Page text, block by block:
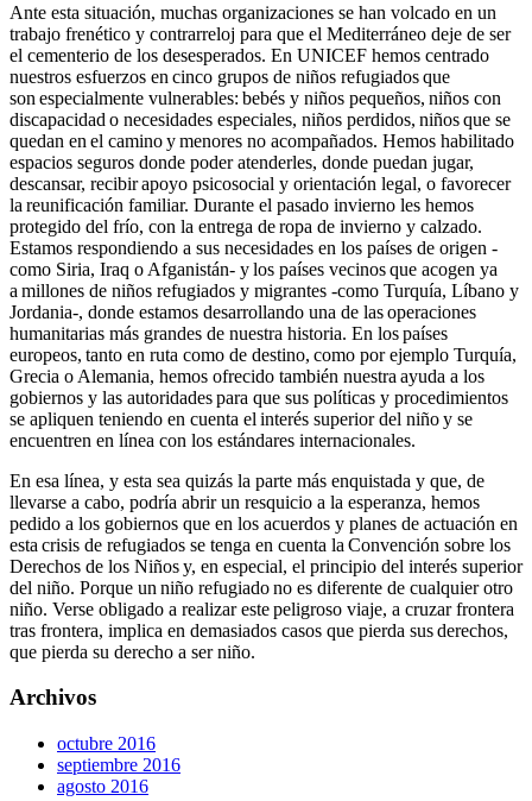
Ante esta situación, muchas organizaciones se han volcado en un
trabajo frenético y contrarreloj para que el Mediterráneo deje de ser
el cementerio de los desesperados. En UNICEF hemos centrado
nuestros esfuerzos en cinco grupos de niños refugiados que
son especialmente vulnerables: bebés y niños pequeños, niños con
discapacidad o necesidades especiales, niños perdidos, niños que se
quedan en el camino y menores no acompañados. Hemos habilitado
espacios seguros donde poder atenderles, donde puedan jugar,
descansar, recibir apoyo psicosocial y orientación legal, o favorecer
la reunificación familiar. Durante el pasado invierno les hemos
protegido del frío, con la entrega de ropa de invierno y calzado.
Estamos respondiendo a sus necesidades en los países de origen -
como Siria, Iraq o Afganistán- y los países vecinos que acogen ya
a millones de niños refugiados y migrantes -como Turquía, Líbano y
Jordania-, donde estamos desarrollando una de las operaciones
humanitarias más grandes de nuestra historia. En los países
europeos, tanto en ruta como de destino, como por ejemplo Turquía,
Grecia o Alemania, hemos ofrecido también nuestra ayuda a los
gobiernos y las autoridades para que sus políticas y procedimientos
se apliquen teniendo en cuenta el interés superior del niño y se
encuentren en línea con los estándares internacionales.
En esa línea, y esta sea quizás la parte más enquistada y que, de
llevarse a cabo, podría abrir un resquicio a la esperanza, hemos
pedido a los gobiernos que en los acuerdos y planes de actuación en
esta crisis de refugiados se tenga en cuenta la Convención sobre los
Derechos de los Niños y, en especial, el principio del interés superior
del niño. Porque un niño refugiado no es diferente de cualquier otro
niño. Verse obligado a realizar este peligroso viaje, a cruzar frontera
tras frontera, implica en demasiados casos que pierda sus derechos,
que pierda su derecho a ser niño.
Archivos
octubre 2016
septiembre 2016
agosto 2016